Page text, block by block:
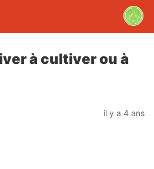
à cultiver ou à
il y a 4 ans